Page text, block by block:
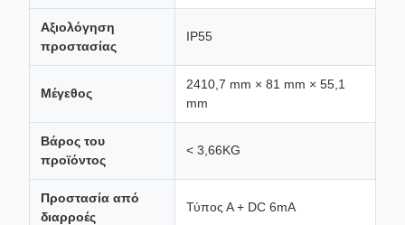
Αξιολόγηση
προστασίας
IP55
Μέγεθος
2410,7 mm × 81 mm × 55,1
mm
Βάρος του
προϊόντος
< 3,66KG
Προστασία από
διαρροές
Τύπος Α + DC 6mA